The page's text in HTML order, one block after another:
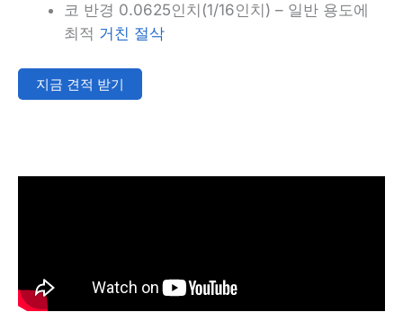
코 반경 0.0625인치(1/16인치) – 일반 용도에
최적 거친 절삭
지금 견적 받기